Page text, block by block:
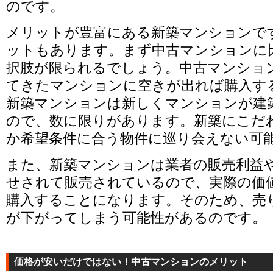
のです。
メリットが豊富にある新築マンション
ットもあります。まず中古マンション
択肢が限られるでしょう。中古マンショ
てきたマンションに空きが出れば購入
新築マンションは新しくマンションが建
ので、数に限りがあります。新築にこだ
か希望条件に合う物件に巡り会えない可
また、新築マンションは業者の販売利益
せされて販売されているので、実際の価
購入することになります。そのため、売
が下がってしまう可能性があるのです。
価格が安いだけではない！中古マンションのメリット